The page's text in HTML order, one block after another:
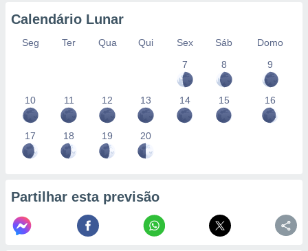
Calendário Lunar
Seg Ter Qua Qui Sex Sáb
Domo
7
8 9
10 11 12 13 14 15 16
17 18 19 20
Partilhar esta previsão